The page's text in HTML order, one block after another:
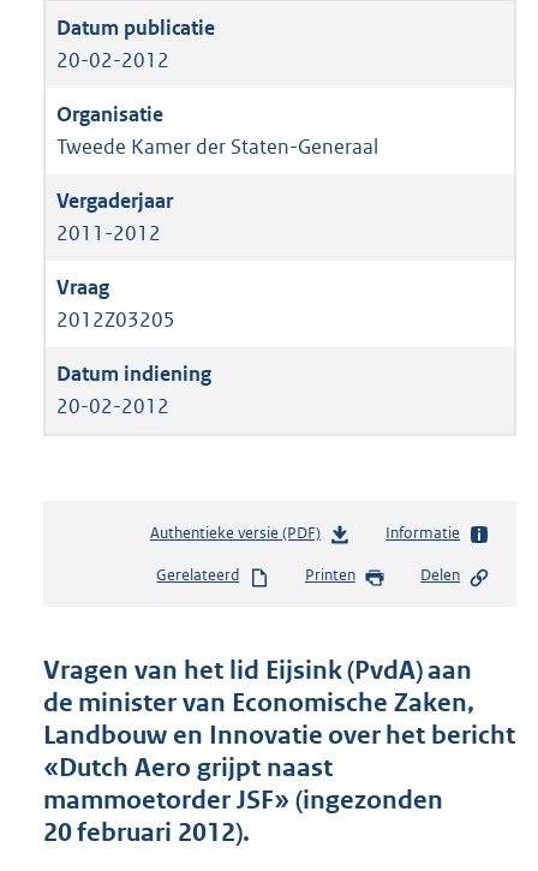
20-02-2012
Tweede Kamer der Staten-Generaal
2011-2012
2012Z03205
20-02-2012
Authentieke versie (PDF)b
s
d
s
g
r
o
Informatie
Gerelateerd Printen Delen
Vragen van het lid Eijsink (PvdA) aan
de minister van Economische Zaken,
Landbouw en Innovatie over het bericht
«Dutch Aero grijpt naast
mammoetorder JSF» (ingezonden
20 februari 2012).